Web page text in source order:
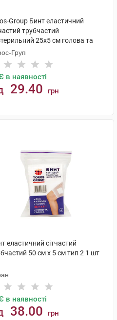
Group Бинт еластичний
трубчастий
25х5 см голова та
1 шт
Груп
в наявності
29.40 грн
еластичний сітчастий
50 см х 5 см тип 2 1 шт
в наявності
38.00 грн